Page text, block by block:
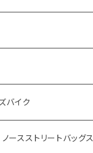
バイク
スストリートバッグス